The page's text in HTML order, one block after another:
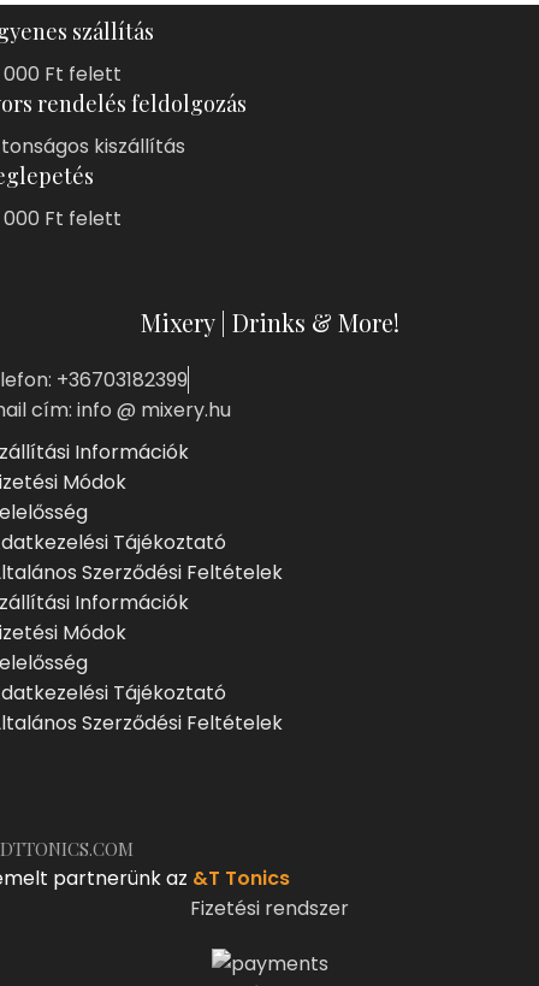
szállítás
000 Ft felett
rendelés feldolgozás
kiszállítás
000 Ft felett
Mixery | Drinks & More!
+36703182399
cím: info @ mixery.hu
Információk
Módok
Tájékoztató
Szerződési Feltételek
Információk
Módok
Tájékoztató
Szerződési Feltételek
partnerünk az &T Tonics
Fizetési rendszer